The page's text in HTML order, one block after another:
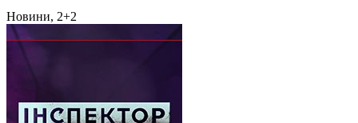
Новини, 2+2